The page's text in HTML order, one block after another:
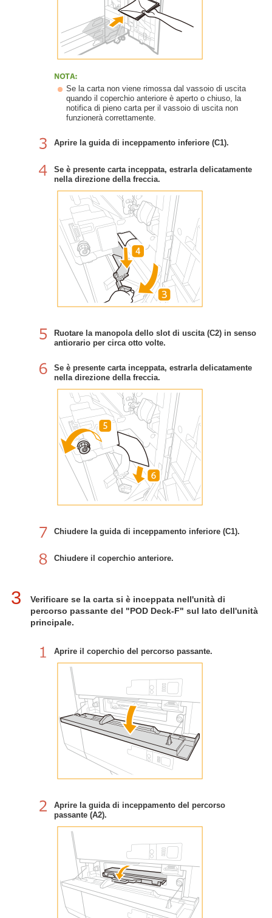
Se la carta non viene rimossa dal vassoio di uscita
quando il coperchio anteriore è aperto o chiuso, la
notifica di pieno carta per il vassoio di uscita non
funzionerà correttamente.
Aprire la guida di inceppamento inferiore (C1).
Se è presente carta inceppata, estrarla delicatamente
nella direzione della freccia.
Ruotare la manopola dello slot di uscita (C2) in senso
antiorario per circa otto volte.
Se è presente carta inceppata, estrarla delicatamente
nella direzione della freccia.
Chiudere la guida di inceppamento inferiore (C1).
Chiudere il coperchio anteriore.
3
Verificare se la carta si è inceppata nell'unità di
percorso passante del "POD Deck-F" sul lato dell'unità
principale.
Aprire il coperchio del percorso passante.
Aprire la guida di inceppamento del percorso
passante (A2).